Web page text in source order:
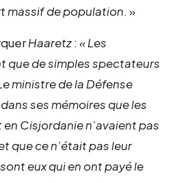
massif de population. »
Haaretz: « Les
que de simples spectateurs
ministre de la Défense
ses mémoires que les
Cisjordanie n’avaient pas
que ce n’était pas leur
eux qui en ont payé le